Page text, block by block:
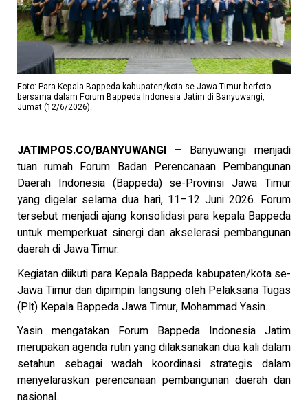
Foto: Para Kepala Bappeda kabupaten/kota se-Jawa Timur berfoto
bersama dalam Forum Bappeda Indonesia Jatim di Banyuwangi,
Jumat (12/6/2026).
JATIMPOS.CO/BANYUWANGI – Banyuwangi menjadi
tuan rumah Forum Badan Perencanaan Pembangunan
Daerah Indonesia (Bappeda) se-Provinsi Jawa Timur
yang digelar selama dua hari, 11–12 Juni 2026. Forum
tersebut menjadi ajang konsolidasi para kepala Bappeda
untuk memperkuat sinergi dan akselerasi pembangunan
daerah di Jawa Timur.
Kegiatan diikuti para Kepala Bappeda kabupaten/kota se-
Jawa Timur dan dipimpin langsung oleh Pelaksana Tugas
(Plt) Kepala Bappeda Jawa Timur, Mohammad Yasin.
Yasin mengatakan Forum Bappeda Indonesia Jatim
merupakan agenda rutin yang dilaksanakan dua kali dalam
setahun sebagai wadah koordinasi strategis dalam
menyelaraskan perencanaan pembangunan daerah dan
nasional.